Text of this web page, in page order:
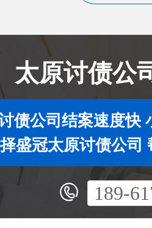
太原讨债公
债公司结案速度快
盛冠太原讨债公司
189-